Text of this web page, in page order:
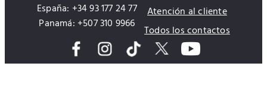
España: +34 93 177 24 77
Panamá: +507 310 9966
Atención al cliente
Todos los contactos